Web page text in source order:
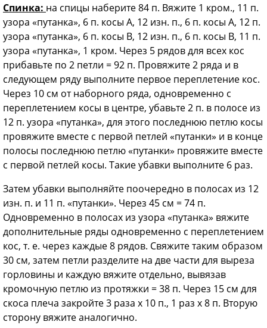
Спинка: на спицы наберите 84 п. Вяжите 1 кром., 11 п.
узора «путанка», 6 п. косы А, 12 изн. п., 6 п. косы А, 12 п.
узора «путанка», 6 п. косы В, 12 изн. п., 6 п. косы В, 11 п.
узора «путанка», 1 кром. Через 5 рядов для всех кос
прибавьте по 2 петли = 92 п. Провяжите 2 ряда и в
следующем ряду выполните первое переплетение кос.
Через 10 см от наборного ряда, одновременно с
переплетением косы в центре, убавьте 2 п. в полосе из
12 п. узора «путанка», для этого последнюю петлю косы
провяжите вместе с первой петлей «путанки» и в конце
полосы последнюю петлю «путанки» провяжите вместе
с первой петлей косы. Такие убавки выполните 6 раз.
Затем убавки выполняйте поочередно в полосах из 12
изн. п. и 11 п. «путанки». Через 45 см = 74 п.
Одновременно в полосах из узора «путанка» вяжите
дополнительные ряды одновременно с переплетением
кос, т. е. через каждые 8 рядов. Свяжите таким образом
30 см, затем петли разделите на две части для выреза
горловины и каждую вяжите отдельно, вывязав
кромочную петлю из протяжки = 38 п. Через 15 см для
скоса плеча закройте 3 раза х 10 п., 1 раз х 8 п. Вторую
сторону вяжите аналогично.